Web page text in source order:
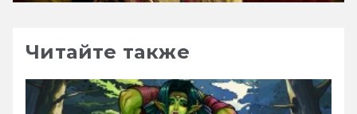
Читайте также